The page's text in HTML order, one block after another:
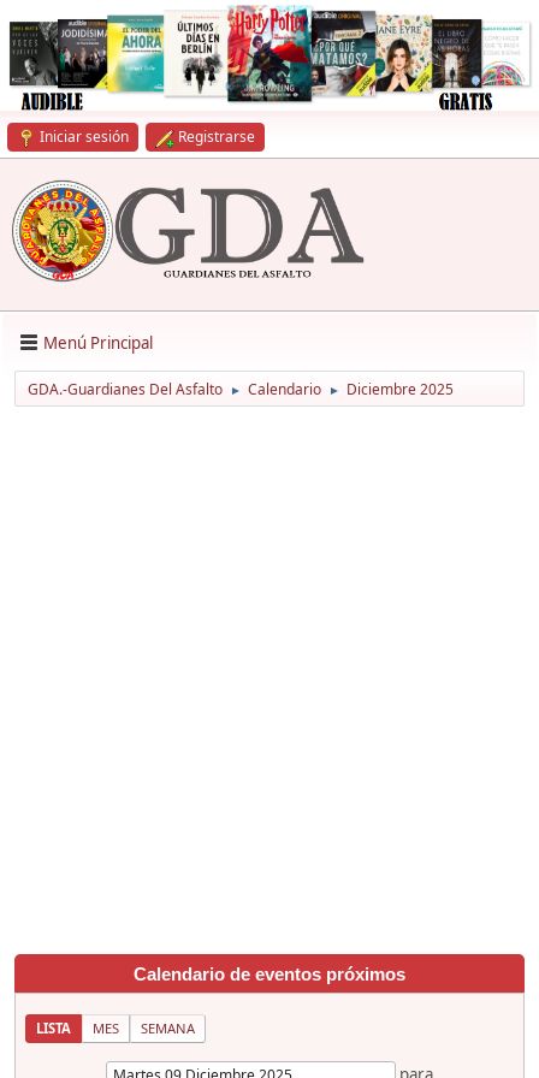
Iniciar sesión Registrarse
Menú Principal
GDA.-Guardianes Del Asfalto ► Calendario ► Diciembre 2025
Calendario de eventos próximos
LISTA MES SEMANA